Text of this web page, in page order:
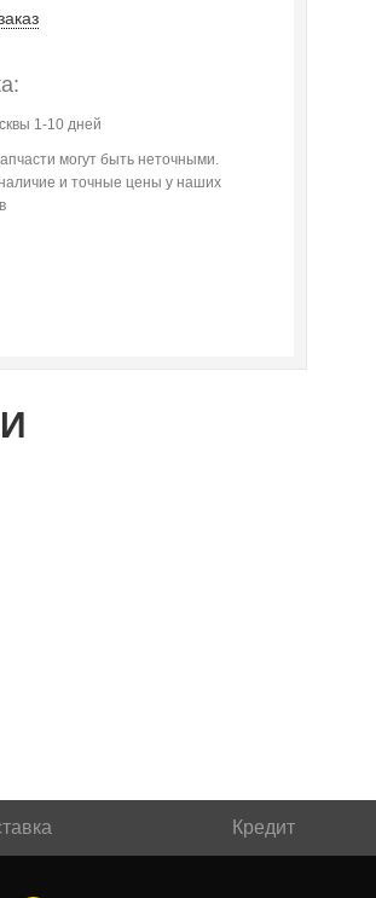
1-10 дней
могут быть неточными.
и точные цены у наших
Кредит